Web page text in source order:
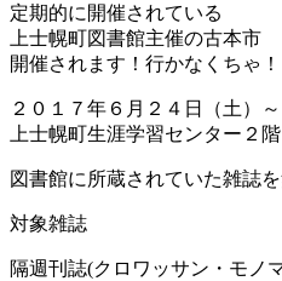
定期的に開催されている
上士幌町図書館主催の古本市
開催されます！行かなくちゃ！
２０１７年６月２４日（土）～
上士幌町生涯学習センター２
図書館に所蔵されていた雑誌
対象雑誌
隔週刊誌(クロワッサン・モノ